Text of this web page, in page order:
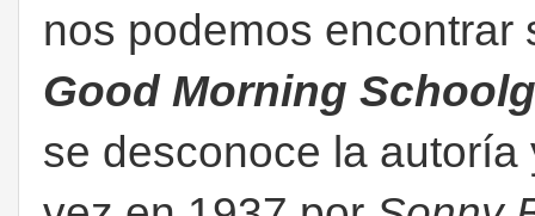
nos podemos encontrar
Good Morning
se desconoce la